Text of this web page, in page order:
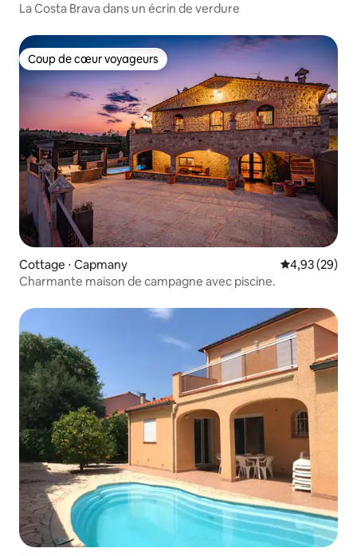
La Costa Brava dans un écrin de verdure
Coup de cœur voyageurs
Coup de cœur voyageurs
Cottage ⋅ Capmany Évaluation
4,93 (29)
Charmante maison de campagne avec piscine.